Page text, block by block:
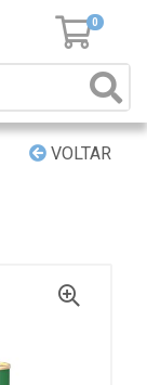
0
VOLTAR